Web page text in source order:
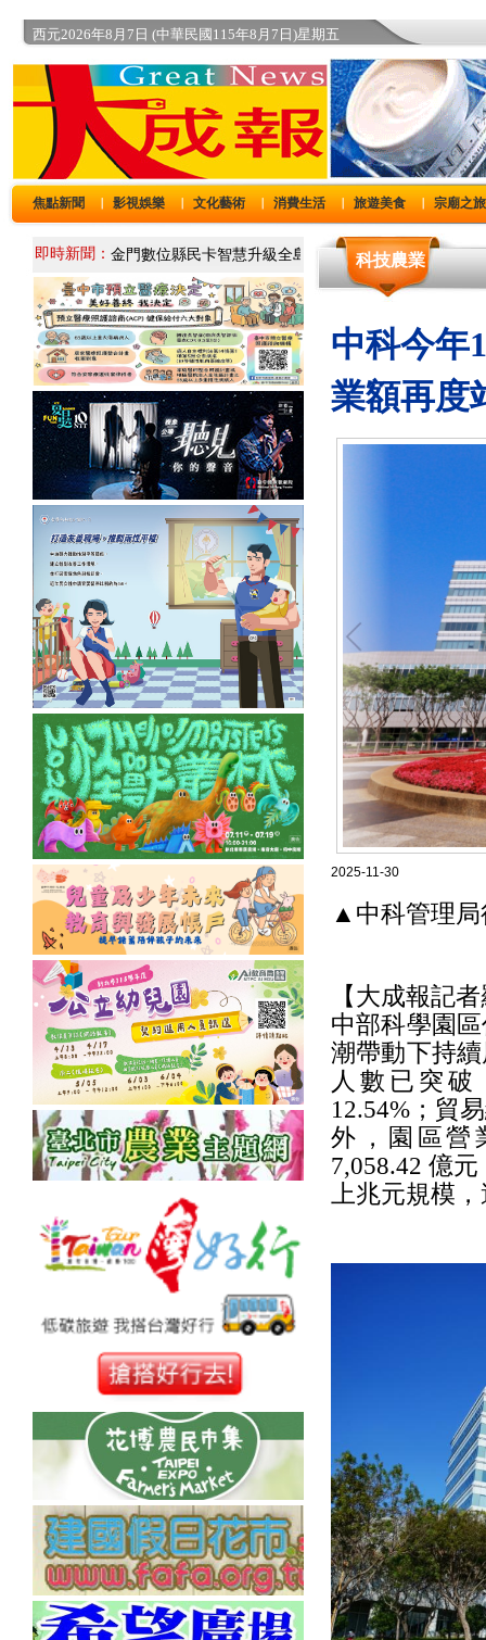
西元2026年8月7日 (中華民國115年8月7日)星期五
焦點新聞 影視娛樂 文化藝術 消費生活 旅遊美食 宗廟之旅
即時新聞： 科技農業
中科今年
業額再度
2025-11-30
▲中科管理局
【大成報記
中部科學園
潮帶動下持
人數已突破
12.54%；貿
外，園區營
7,058.42 億
上兆元規模